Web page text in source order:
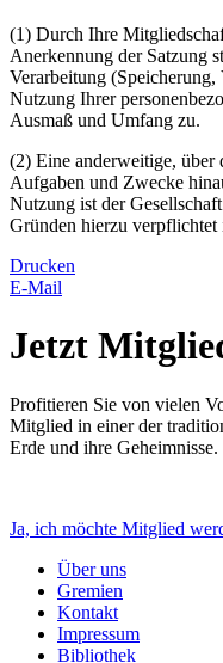
(1) Durch Ihre
Anerkennung der Satzung
Verarbeitung
Nutzung Ihrer
Ausmaß und Umfang zu.
(2) Eine anderweitige, über
Aufgaben und Zwecke
Nutzung ist der
Gründen hierzu
Drucken
E-Mail
Jetzt
Profitieren Sie von vielen
Mitglied in einer der
Erde und ihre Geheimnisse.
Ja, ich möchte Mitglied
Über uns
Gremien
Kontakt
Impressum
Bibliothek